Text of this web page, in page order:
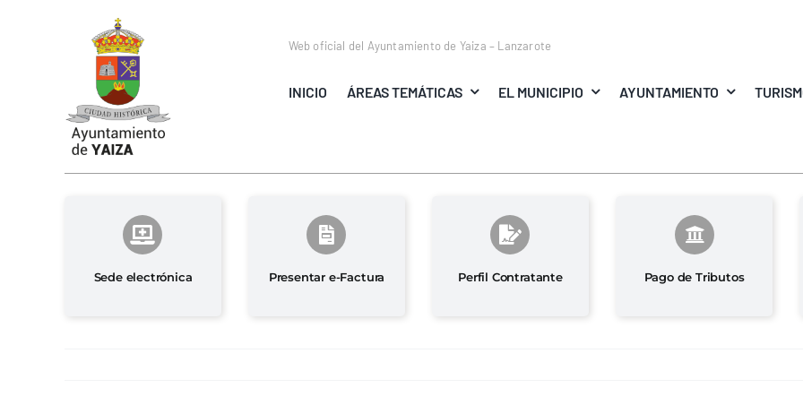
Web oficial del Ayuntamiento de Yaiza – Lanzarote
INICIO ÁREAS TEMÁTICAS EL MUNICIPIO AYUNTAMIENTO
Sede electrónica Presentar e-Factura Perfil Contratante Pago de Tributos